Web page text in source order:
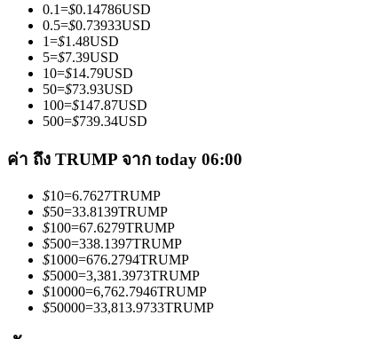
คัดลอกการซื้อขาย
เข้าร่วมกับเทรดเดอร์ชั้นนำ
เป็นเทรดเดอร์คัดลอก
0.1=$0.14786USD
0.5=$0.73933USD
1=$1.48USD
5=$7.39USD
10=$14.79USD
50=$73.93USD
100=$147.87USD
500=$739.34USD
ค่า ถึง TRUMP จาก today 06:00
$10=6.7627TRUMP
$50=33.8139TRUMP
$100=67.6279TRUMP
$500=338.1397TRUMP
$1000=676.2794TRUMP
$5000=3,381.3973TRUMP
$10000=6,762.7946TRUMP
$50000=33,813.9733TRUMP